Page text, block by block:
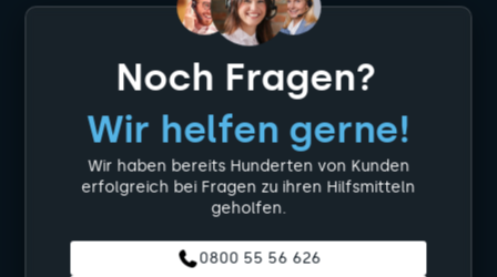
Noch Fragen?
Wir helfen gerne!
Wir haben bereits Hunderten von Kunden
erfolgreich bei Fragen zu ihren Hilfsmitteln
geholfen.
0800 55 56 626